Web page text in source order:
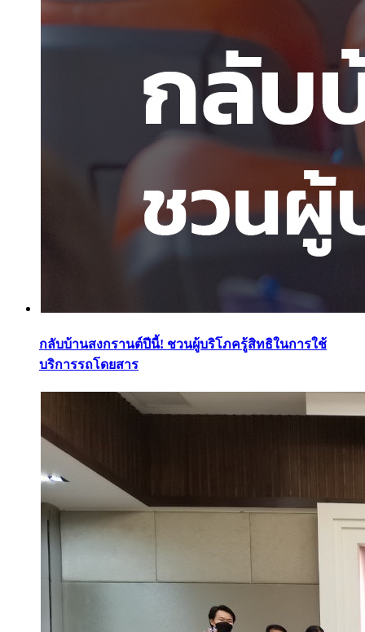
กลับบ้านสงกรานต์ปีนี้! ชวนผู้บริโภครู้สิทธิในการใช้
บริการรถโดยสาร